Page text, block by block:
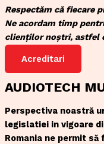
Respectăm că fiecare
Ne acordam timp
clienților noștri, astfel
Acreditari
AUDIOTECH
Perspectiva noastră
legislatiei in vigoare
Romania ne permit